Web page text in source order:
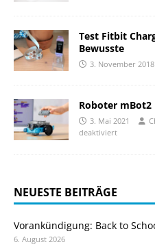
Test Fitbit
Bewusste
3. November 2018
Roboter mBot2
3. Mai 2021
deaktiviert
NEUESTE BEITRÄGE
Vorankündigung: Back to
6. August 2026